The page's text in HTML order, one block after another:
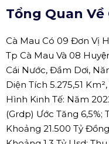
Tổng Quan Về
Cà Mau Có 09 Đơn Vị
Tp Cà Mau Và 08
Cái Nước, Đầm Dơi,
Diện Tích 5.275,51
Hình Kinh Tế: Năm
(Grdp) Ước Tăng
Khoảng 21.500 Tỷ